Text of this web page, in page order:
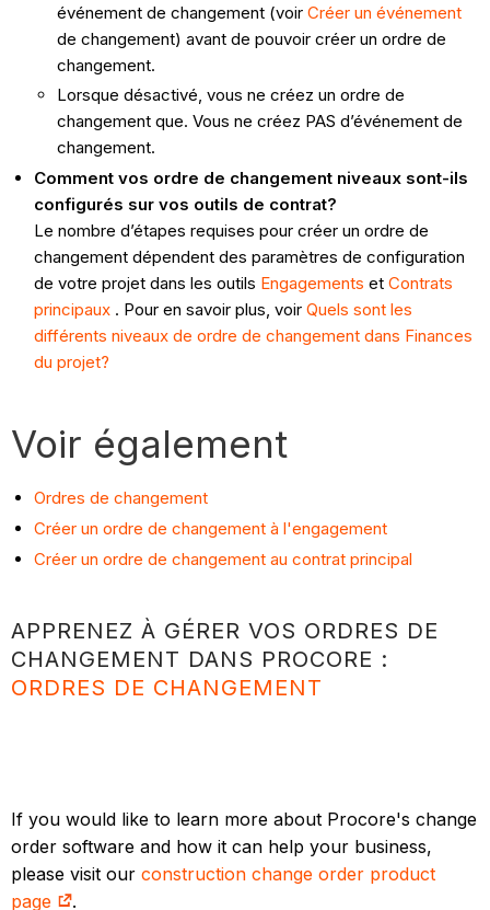
événement de changement (voirCréer un événement
de changement) avant de pouvoir créer un ordre de
changement.
Lorsque désactivé, vous ne créez un ordre de
changement que. Vous ne créez PAS d’événement de
changement.
Comment vos ordre de changement niveaux sont-ils
configurés sur vos outils de contrat?
Le nombre d’étapes requises pour créer un ordre de
changement dépendent des paramètres de configuration
de votre projet dans les outils Engagements etContrats
principaux . Pour en savoir plus, voirQuels sont les
différents niveaux de ordre de changement dans Finances
du projet?
Voir également
Ordres de changement
Créer un ordre de changement à l'engagement
Créer un ordre de changement au contrat principal
APPRENEZ À GÉRER VOS ORDRES DE
CHANGEMENT DANS PROCORE :
ORDRES DE CHANGEMENT
If you would like to learn more about Procore's change
order software and how it can help your business,
please visit ourconstruction change order product
page
.